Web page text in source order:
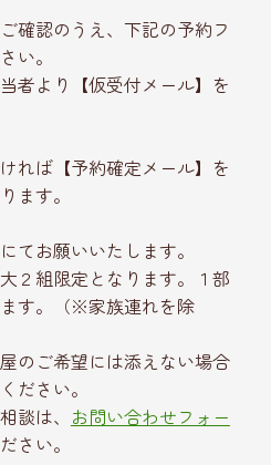
確認のうえ、下記の予約フ
い。
者より【仮受付メール】を
れば【予約確定メール】を
ます。
てお願いいたします。
２組限定となります。１部
す。（※家族連れを除
のご希望には添えない場合
ださい。
談は、 お問い合わせフォー
さい。